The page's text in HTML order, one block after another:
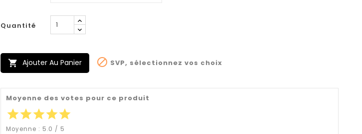
Quantité
 Ajouter Au Panier  SVP, sélectionnez vos choix
Moyenne des votes pour ce produit
starstarstarstarstar
Moyenne : 5.0 / 5